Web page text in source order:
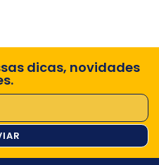
dicas, novidades